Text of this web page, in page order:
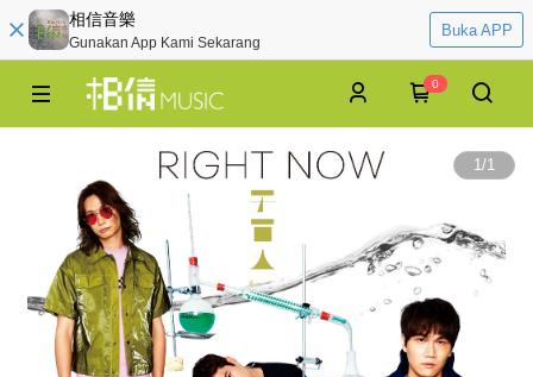
相信音樂
Gunakan App Kami Sekarang
Buka APP
0
1/1